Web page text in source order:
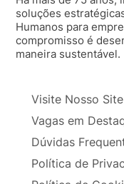
soluções
Humanos para
compromisso é
maneira sustentável.
Visite Nosso Site
Vagas em
Dúvidas
Política de